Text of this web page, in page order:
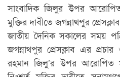
সাংবাদিক জিলুর উপর আরোপিত
মুক্তির দাবীতে জগন্নাথপুর
জাতীয় দৈনিক সকালের সময়
জগন্নাথপুর প্রেসক্লাব এর
রহমান জিলু’র উপর আরোপিত